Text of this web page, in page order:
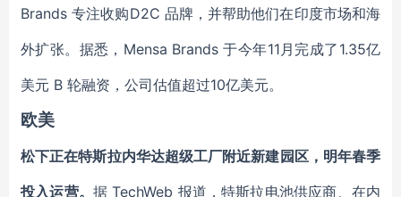
Brands 专注收购D2C 品牌，并帮助他们在印度市场和海
外扩张。据悉，Mensa Brands 于今年11月完成了1.35亿
美元 B 轮融资，公司估值超过10亿美元。
欧美
松下正在特斯拉内华达超级工厂附近新建园区，明年春季
投入运营。 据 TechWeb 报道，特斯拉电池供应商、在内